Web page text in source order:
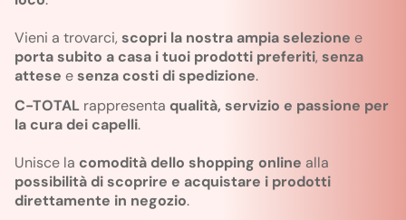
Vieni a trovarci, scopri la nostra ampia selezione e
porta subito a casa i tuoi prodotti preferiti, senza
attese esenza costi di spedizione.
C-TOTAL rappresenta qualità, servizio e passione per
la cura dei capelli.
Unisce la comodità dello shopping online alla
possibilità di scoprire e acquistare i prodotti
direttamente in negozio.